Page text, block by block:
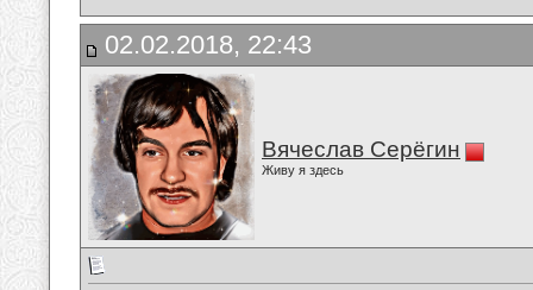
02.02.2018, 22:43
Вячеслав Серёгин
Живу я здесь